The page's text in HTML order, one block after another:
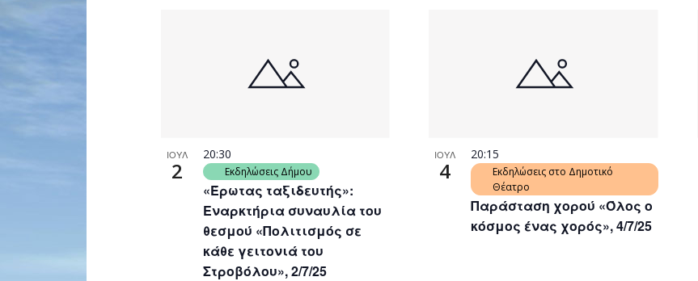
View
ΙΟΥΛ
2
«Έρωτας ταξιδευτής»:
Εναρκτήρια συναυλία του
θεσμού «Πολιτισμός σε
κάθε γειτονιά του
Στροβόλου», 2/7/25
20:30
Εκδηλώσεις Δήμου
ΙΟΥΛ
4
Παράσταση χορού «Όλος ο
κόσμος ένας χορός», 4/7/25
20:15
Εκδηλώσεις στο Δημοτικό
Θέατρο